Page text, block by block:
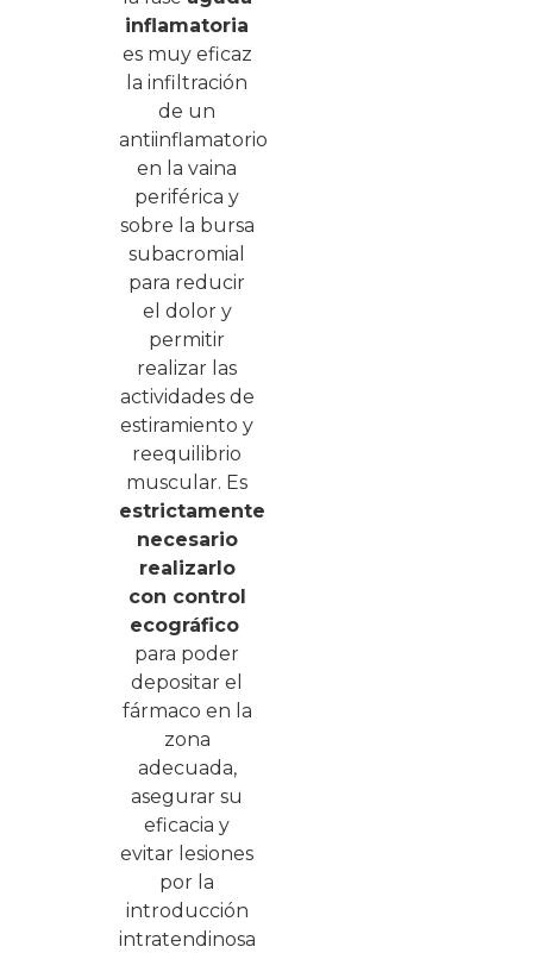
inflamatoria
es muy eficaz
la infiltración
de un
antiinflamatorio
en la vaina
periférica y
sobre la bursa
subacromial
para reducir
el dolor y
permitir
realizar las
actividades de
estiramiento y
reequilibrio
muscular. Es
estrictamente
necesario
realizarlo
con control
ecográfico
para poder
depositar el
fármaco en la
zona
adecuada,
asegurar su
eficacia y
evitar lesiones
por la
introducción
intratendinosa